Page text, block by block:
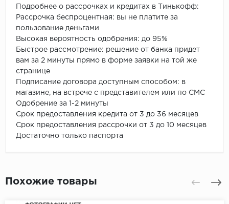
Подробнее о рассрочках и кредитах в Тинькофф:
Рассрочка беспроцентная: вы не платите за
пользование деньгами
Высокая вероятность одобрения: до 95%
Быстрое рассмотрение: решение от банка придет
вам за 2 минуты прямо в форме заявки на той же
странице
Подписание договора доступным способом: в
магазине, на встрече с представителем или по СМС
Одобрение за 1-2 минуты
Срок предоставления кредита от 3 до 36 месяцев
Срок предоставления рассрочки от 3 до 10 месяцев
Достаточно только паспорта
Похожие товары